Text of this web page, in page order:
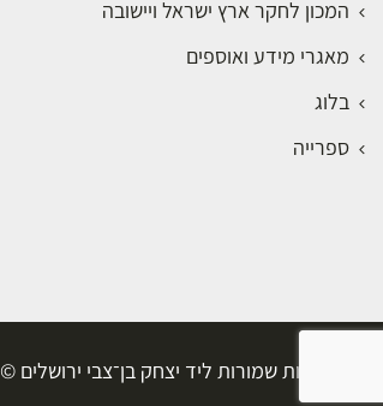
המכון לחקר ארץ ישראל ויישובה
מאגרי מידע ואוספים
בלוג
ספרייה
כל הזכויות שמורות ליד יצחק בן־צבי ירושלים ©